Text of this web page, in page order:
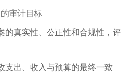
的审计目标
的真实性、公正性和合规性，评
支出、收入与预算的最终一致